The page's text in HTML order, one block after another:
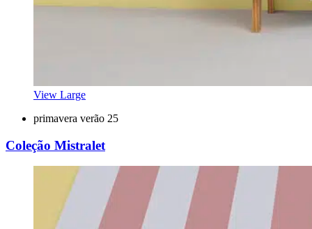
View Large
primavera verão 25
Coleção Mistralet